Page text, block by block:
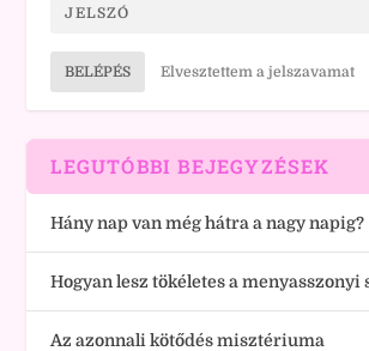
BELÉPÉS Elvesztettem a jelszavamat
LEGUTÓBBI BEJEGYZÉSEK
Hány nap van még hátra a nagy napig?
Hogyan lesz tökéletes a menyasszonyi
Az azonnali kötődés misztériuma